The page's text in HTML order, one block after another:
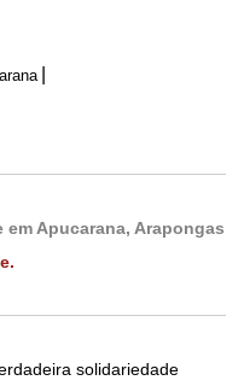
Apucarana, Arapongas
solidariedade